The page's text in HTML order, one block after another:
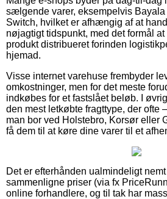
sælgende varer, eksempelvis
Switch, hvilket er afhængig af at
nøjagtigt tidspunkt, med det formål
produkt distribueret forinden
hjemad.
Visse internet varehuse frembyder
omkostninger, men for det meste
indkøbes for et fastslået beløb. I
den mest letkøbte fragttype, der ofte
man bor ved Holstebro, Korsør eller
få dem til at køre dine varer til et
Det er efterhånden ualmindeligt
sammenligne priser (via fx
online forhandlere, og til tak har